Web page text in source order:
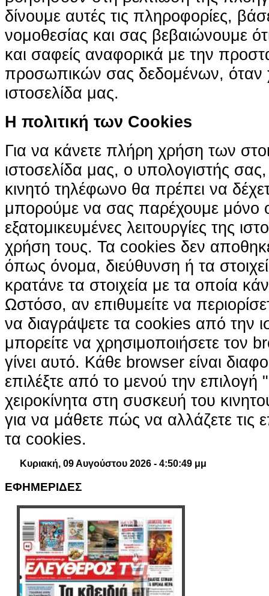
δίνουμε αυτές τις πληροφορίες,
νομοθεσίας και σας βεβαιώνουμε ότι
και σαφείς αναφορικά με την
προσωπικών σας δεδομένων, όταν
ιστοσελίδα μας.
H πολιτική των Cookies
Για να κάνετε πλήρη χρήση των
ιστοσελίδα μας, ο υπολογιστής
κινητό τηλέφωνο θα πρέπει να
μπορούμε να σας παρέχουμε μόνο
εξατομικευμένες λειτουργίες της
χρήση τους. Τα cookies δεν
όπως όνομα, διεύθυνση ή τα
κρατάνε τα στοιχεία με τα οποία
Ωστόσο, αν επιθυμείτε να
να διαγράψετε τα cookies από την
μπορείτε να χρησιμοποιήσετε τον
γίνει αυτό. Κάθε browser είναι
επιλέξτε από το μενού την επιλογή
χειροκίνητα στη συσκευή του
για να μάθετε πώς να αλλάζετε τις
τα cookies.
Κυριακή, 09 Αυγούστου 2026 - 4:50:50 μμ
ΕΦΗΜΕΡΙΔΕΣ